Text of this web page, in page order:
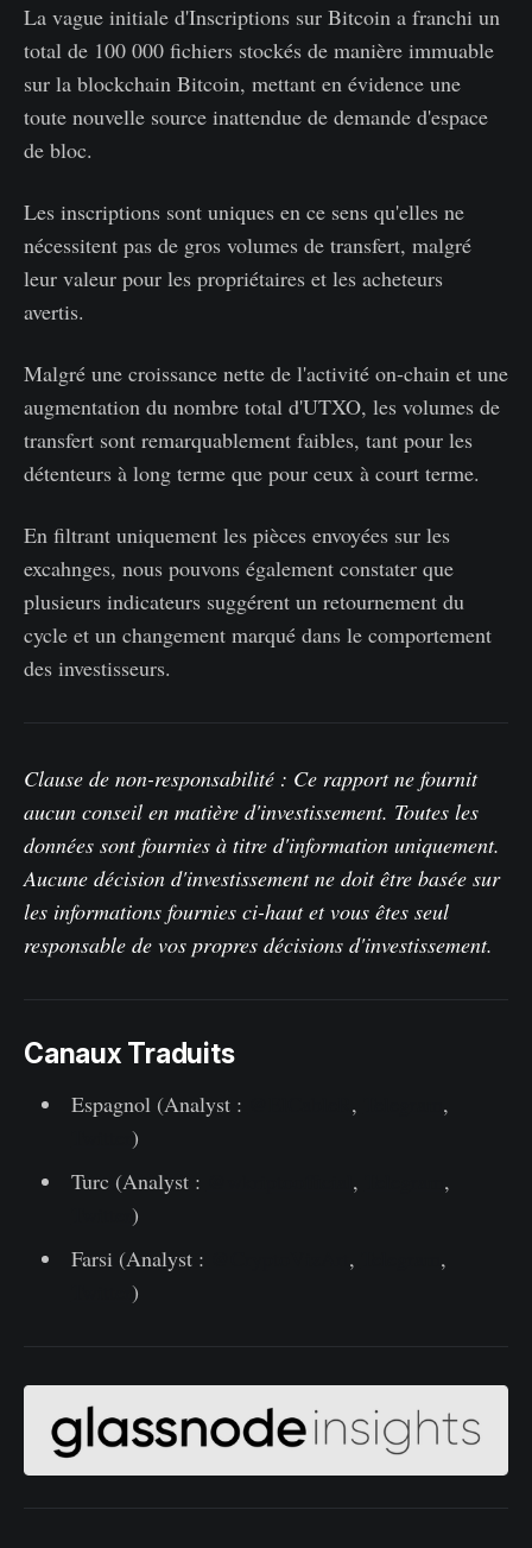
La vague initiale d'Inscriptions sur Bitcoin a franchi un
total de 100 000 fichiers stockés de manière immuable
sur la blockchain Bitcoin, mettant en évidence une
toute nouvelle source inattendue de demande d'espace
de bloc.
Les inscriptions sont uniques en ce sens qu'elles ne
nécessitent pas de gros volumes de transfert, malgré
leur valeur pour les propriétaires et les acheteurs
avertis.
Malgré une croissance nette de l'activité on-chain et une
augmentation du nombre total d'UTXO, les volumes de
transfert sont remarquablement faibles, tant pour les
détenteurs à long terme que pour ceux à court terme.
En filtrant uniquement les pièces envoyées sur les
excahnges, nous pouvons également constater que
plusieurs indicateurs suggérent un retournement du
cycle et un changement marqué dans le comportement
des investisseurs.
Clause de non-responsabilité : Ce rapport ne fournit
aucun conseil en matière d'investissement. Toutes les
données sont fournies à titre d'information uniquement.
Aucune décision d'investissement ne doit être basée sur
les informations fournies ci-haut et vous êtes seul
responsable de vos propres décisions d'investissement.
Canaux Traduits
Espagnol (Analyst : ,
,
)
Turc (Analyst :
,
,
)
Farsi (Analyst :
,
,
)